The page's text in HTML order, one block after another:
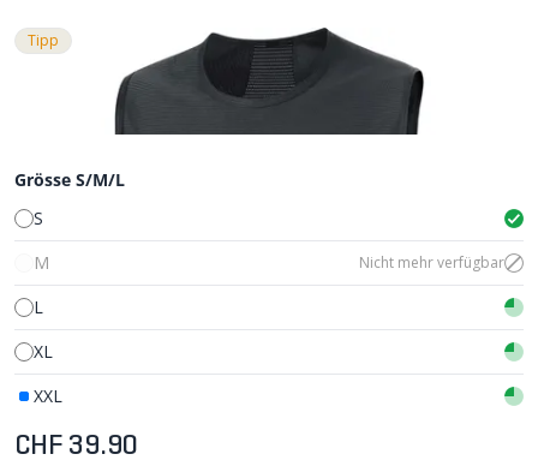
Tipp
Grösse S/M/L
S
M
Nicht mehr verfügbar
L
XL
XXL
CHF 39.90